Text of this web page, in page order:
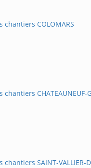
chantiers COLOMARS
CHATEAUNEUF-
chantiers SAINT-VALLIER-